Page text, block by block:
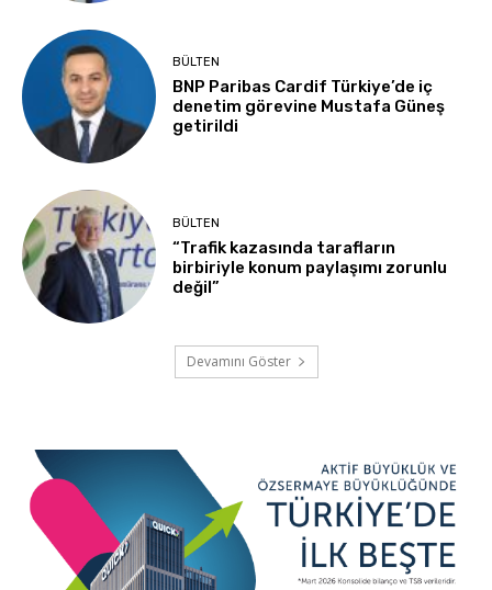
BÜLTEN
BNP Paribas Cardif Türkiye’de iç
denetim görevine Mustafa Güneş
getirildi
BÜLTEN
“Trafik kazasında tarafların
birbiriyle konum paylaşımı zorunlu
değil”
Devamını Göster